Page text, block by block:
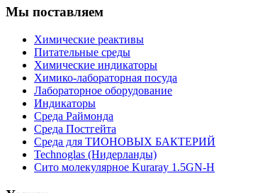
Мы поставляем
Химические реактивы
Питательные среды
Химические индикаторы
Химико-лабораторная посуда
Лабораторное оборудование
Индикаторы
Среда Раймонда
Среда Постгейта
Среда для ТИОНОВЫХ БАКТЕРИЙ
Technoglas (Нидерланды)
Сито молекулярное Kuraray 1.5GN-H